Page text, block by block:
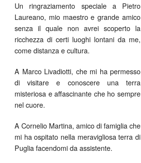
Un ringraziamento speciale a Pietro
Laureano, mio maestro e grande amico
senza il quale non avrei scoperto la
ricchezza di certi luoghi lontani da me,
come distanza e cultura.
A Marco Livadiotti, che mi ha permesso
di visitare e conoscere una terra
misteriosa e affascinante che ho sempre
nel cuore.
A Cornelio Martina, amico di famiglia che
mi ha ospitato nella meravigliosa terra di
Puglia facendomi da assistente.